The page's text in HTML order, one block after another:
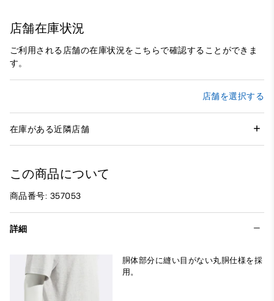
店舗在庫状況
ご利用される店舗の在庫状況をこちらで確認することができま
す。
店舗を選択する
在庫がある近隣店舗
この商品について
商品番号: 357053
詳細
胴体部分に縫い目がない丸胴仕様を採
用。